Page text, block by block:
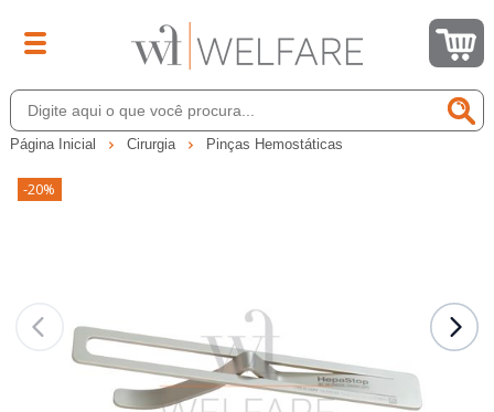
Página Inicial Cirurgia Pinças Hemostáticas
-20%